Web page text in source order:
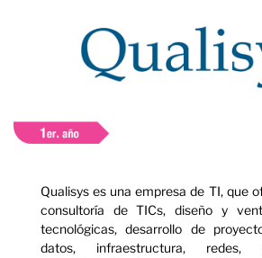
Qualisys es una empresa de TI, que
consultoría de TICs, diseño y
tecnológicas, desarrollo de
datos, infraestructura, redes,